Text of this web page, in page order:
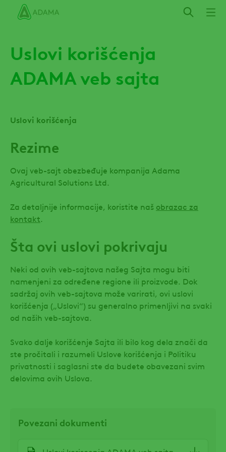
Uslovi korišćenja
ADAMA veb sajta
Uslovi korišćenja
Rezime
Ovaj veb-sajt obezbeđuje kompanija Adama
Agricultural Solutions Ltd.
Za detaljnije informacije, koristite naš obrazac za
kontakt.
Šta ovi uslovi pokrivaju
Neki od ovih veb-sajtova našeg Sajta mogu biti
namenjeni za određene regione ili proizvode. Dok
sadržaj ovih veb-sajtova može varirati, ovi uslovi
korišćenja („Uslovi“) su generalno primenljivi na svaki
od naših veb-sajtova.
Svako dalje korišćenje Sajta ili bilo kog dela znači da
ste pročitali i razumeli Uslove korišćenja i Politiku
privatnosti i saglasni ste da budete obavezani svim
delovima ovih Uslova.
Povezani dokumenti
File